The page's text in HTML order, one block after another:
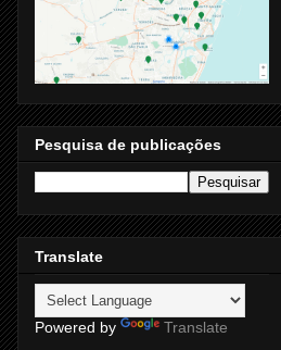
Pesquisa de publicações
Translate
Powered by Translate